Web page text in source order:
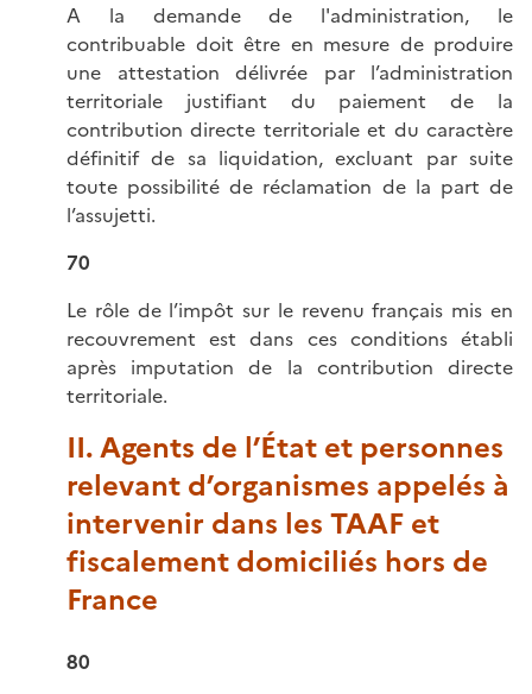
A la demande de l'administration, le
contribuable doit être en mesure de produire
une attestation délivrée par l’administration
territoriale justifiant du paiement de la
contribution directe territoriale et du caractère
définitif de sa liquidation, excluant par suite
toute possibilité de réclamation de la part de
l’assujetti.
70
Le rôle de l’impôt sur le revenu français mis en
recouvrement est dans ces conditions établi
après imputation de la contribution directe
territoriale.
II. Agents de l’État et personnes
relevant d’organismes appelés à
intervenir dans les TAAF et
fiscalement domiciliés hors de
France
80